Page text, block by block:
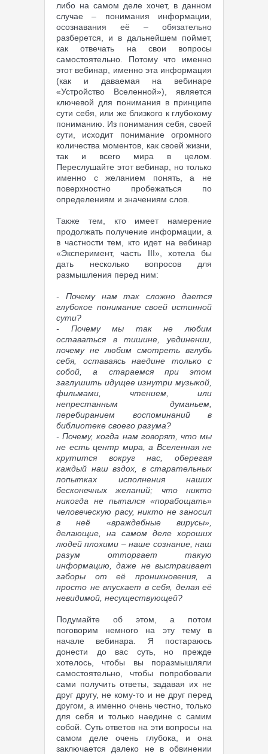
либо на самом деле хочет, в данном
случае – понимания информации,
осознавания её – обязательно
разберется, и в дальнейшем поймет,
как отвечать на свои вопросы
самостоятельно. Потому что именно
этот вебинар, именно эта информация
(как и даваемая на вебинаре
«Устройство Вселенной»), является
ключевой для понимания в принципе
сути себя, или же близкого к глубокому
пониманию. Из понимания себя, своей
сути, исходит понимание огромного
количества моментов, как своей жизни,
так и всего мира в целом.
Переслушайте этот вебинар, но только
именно с желанием понять, а не
поверхностно пробежаться по
определениям и значениям слов.
Также тем, кто имеет намерение
продолжать получение информации, а
в частности тем, кто идет на вебинар
«Эксперимент, часть III», хотела бы
дать несколько вопросов для
размышления перед ним:
- Почему нам так сложно дается
глубокое понимание своей истинной
сути?
- Почему мы так не любим
оставаться в тишине, уединении,
почему не любим смотреть вглубь
себя, оставаясь наедине только с
собой, а стараемся при этом
заглушить идущее изнутри музыкой,
фильмами, чтением, или
непрестанным думаньем,
перебиранием воспоминаний в
библиотеке своего разума?
- Почему, когда нам говорят, что мы
не есть центр мира, а Вселенная не
крутится вокруг нас, оберегая
каждый наш вздох, в старательных
попытках исполнения наших
бесконечных желаний; что никто
никогда не пытался «порабощать»
человеческую расу, никто не заносил
в неё «враждебные вирусы»,
делающие, на самом деле хороших
людей плохими – наше сознание, наш
разум отторгает такую
информацию, даже не выстраивает
заборы от её проникновения, а
просто не впускает в себя, делая её
невидимой, несуществующей?
Подумайте об этом, а потом
поговорим немного на эту тему в
начале вебинара. Я постараюсь
донести до вас суть, но прежде
хотелось, чтобы вы поразмышляли
самостоятельно, чтобы попробовали
сами получить ответы, задавая их не
друг другу, не кому-то и не друг перед
другом, а именно очень честно, только
для себя и только наедине с самим
собой. Суть ответов на эти вопросы на
самом деле очень глубока, и она
заключается далеко не в обвинении